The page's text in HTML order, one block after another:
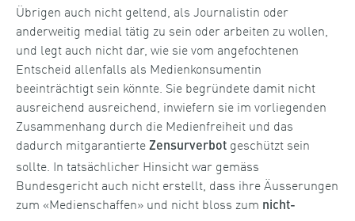
Übrigen auch nicht geltend, als Journalistin oder
anderweitig medial tätig zu sein oder arbeiten zu wollen,
und legt auch nicht dar, wie sie vom angefochtenen
Entscheid allenfalls als Medienkonsumentin
beeinträchtigt sein könnte. Sie begründete damit nicht
ausreichend ausreichend, inwiefern sie im vorliegenden
Zusammenhang durch die Medienfreiheit und das
dadurch mitgarantierte Zensurverbot geschützt sein
sollte. In tatsächlicher Hinsicht war gemäss
Bundesgericht auch nicht erstellt, dass ihre Äusserungen
zum «Medienschaffen» und nicht bloss zum nicht-